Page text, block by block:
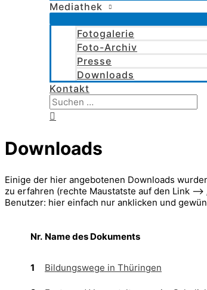
Mediathek
Fotogalerie
Foto-Archiv
Presse
Downloads
Kontakt
Suchen
nach:
Downloads
Einige der hier angebotenen Downloads
zu erfahren (rechte Maustatste auf den Link –>
Benutzer: hier einfach nur anklicken und
Nr. Name des Dokuments
1 Bildungswege in Thüringen